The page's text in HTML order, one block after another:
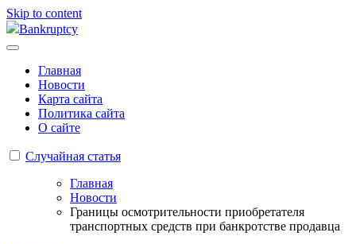
Skip to content
Bankruptcy
Главная
Новости
Карта сайта
Политика сайта
О сайте
Случайная статья
Главная
Новости
Границы осмотрительности приобретателя
транспортных средств при банкротстве продавца